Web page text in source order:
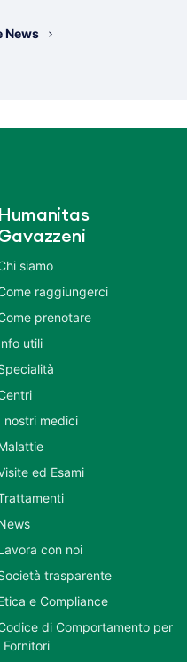
News
Humanitas
siamo
raggiungerci
prenotare
utili
nostri medici
ed Esami
con noi
trasparente
e Compliance
di Comportamento per
Fornitori